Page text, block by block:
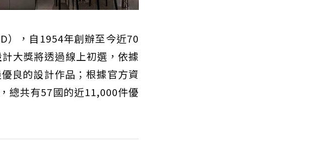
），自1954年創辦至今近70
大獎將透過線上初選，依據
良的設計作品；根據官方資
總共有57國的近11,000件優